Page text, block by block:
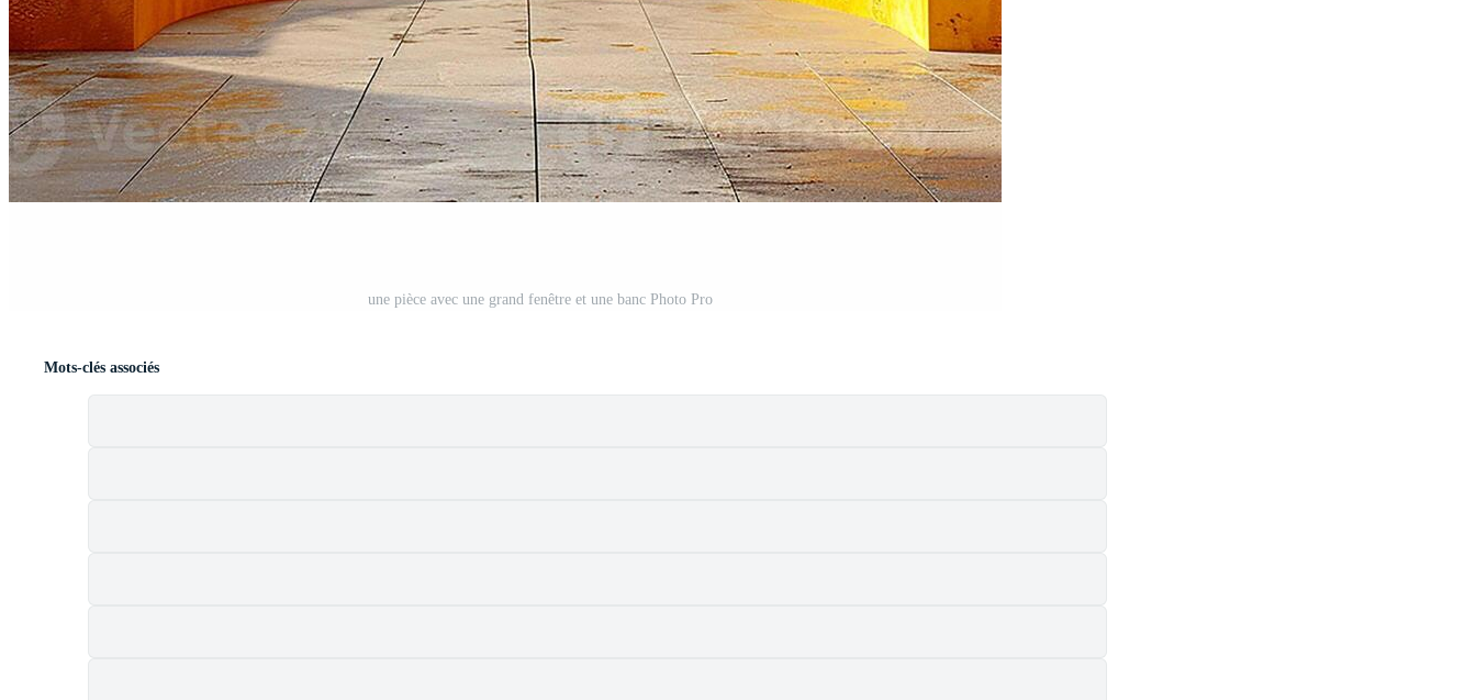
une pièce avec une grand fenêtre et une banc Photo Pro
Mots-clés associés